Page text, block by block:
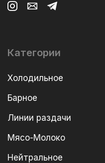
Категории
Холодильное
Барное
Линии раздачи
Мясо-Молоко
Нейтральное